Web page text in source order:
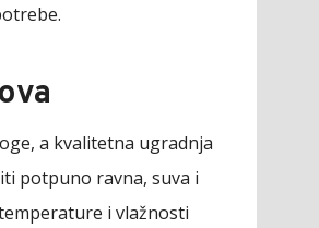
a kvalitetna ugradnja
potpuno ravna, suva i
i vlažnosti